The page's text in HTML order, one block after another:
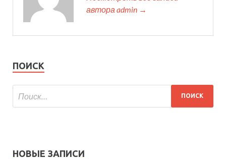
автора admin →
ПОИСК
НОВЫЕ ЗАПИСИ